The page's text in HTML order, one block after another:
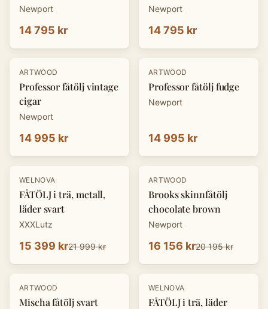
Newport
14 795 kr
Newport
14 795 kr
ARTWOOD
Professor fåtölj vintage
cigar
Newport
14 995 kr
ARTWOOD
Professor fåtölj fudge
Newport
14 995 kr
-30 %
WELNOVA
FÅTÖLJ i trä, metall,
läder svart
XXXLutz
15 399 kr21 999 kr
-20%
ARTWOOD
Brooks skinnfåtölj
chocolate brown
Newport
16 156 kr20 195 kr
ARTWOOD
Mischa fåtölj svart
-30 %
WELNOVA
FÅTÖLJ i trä, läder